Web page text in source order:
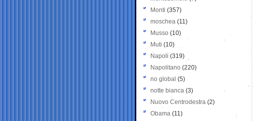
Monti (357)
moschea (11)
Musso (10)
Muti (10)
Napoli (319)
Napolitano (220)
no global (5)
notte bianca (3)
Nuovo Centrodestra (2)
Obama (11)